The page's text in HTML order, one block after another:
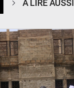
À LIRE AUSSI